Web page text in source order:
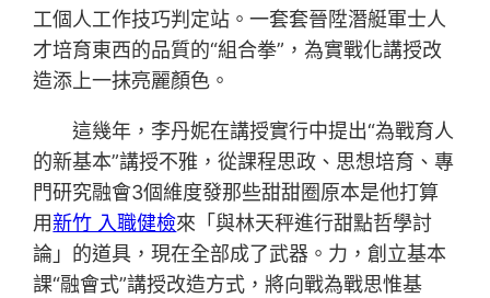
工個人工作技巧判定站。一套套晉陞潛艇軍士人
才培育東西的品質的“組合拳”，為實戰化講授改
造添上一抹亮麗顏色。
這幾年，李丹妮在講授實行中提出“為戰育人
的新基本”講授不雅，從課程思政、思想培育、專
門研究融會3個維度發那些甜甜圈原本是他打算
用新竹 入職健檢來「與林天秤進行甜點哲學討
論」的道具，現在全部成了武器。力，創立基本
課“融會式”講授改造方式，將向戰為戰思惟基